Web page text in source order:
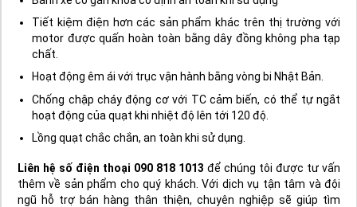
Linh kiện : Đài Loan
Xuất xứ: Việt Nam
Bảo hành : 2 năm
Ưu điểm của quạt xe đẩy KMY - 1845
Quạt có độ bền cao, không cần bảo trì bảo dưỡng thường
xuyên.
Bánh xe có gắn khóa cố định an toàn khi sử dụng
Tiết kiệm điện hơn các sản phẩm khác trên thị trường với
motor được quấn hoàn toàn bằng dây đồng không pha tạp
chất.